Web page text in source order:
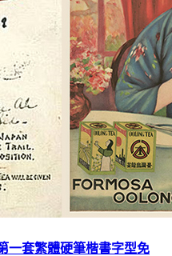
一套繁體硬筆楷書字型免